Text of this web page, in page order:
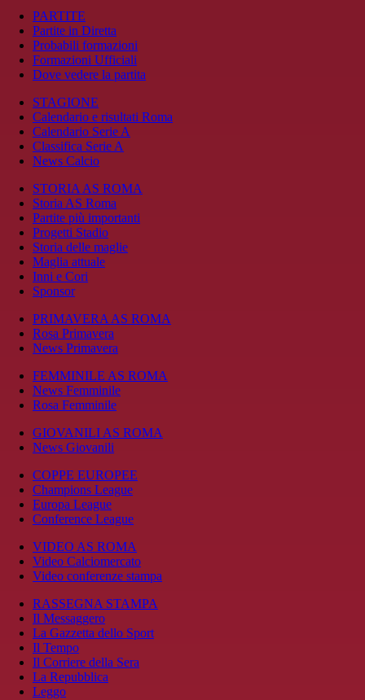
PARTITE
Partite in Diretta
Probabili formazioni
Formazioni Ufficiali
Dove vedere la partita
STAGIONE
Calendario e risultati Roma
Calendario Serie A
Classifica Serie A
News Calcio
STORIA AS ROMA
Storia AS Roma
Partite più importanti
Progetti Stadio
Storia delle maglie
Maglia attuale
Inni e Cori
Sponsor
PRIMAVERA AS ROMA
Rosa Primavera
News Primavera
FEMMINILE AS ROMA
News Femminile
Rosa Femminile
GIOVANILI AS ROMA
News Giovanili
COPPE EUROPEE
Champions League
Europa League
Conference League
VIDEO AS ROMA
Video Calciomercato
Video conferenze stampa
RASSEGNA STAMPA
Il Messaggero
La Gazzetta dello Sport
Il Tempo
Il Corriere della Sera
La Repubblica
Leggo